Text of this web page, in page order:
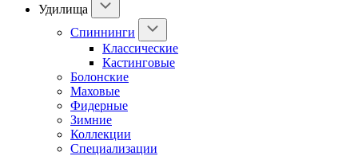
Удилища
Спиннинги
Классические
Кастинговые
Болонские
Маховые
Фидерные
Зимние
Коллекции
Специализации